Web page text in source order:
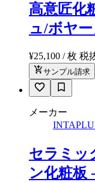
高意匠化
ュ/ボヤ
¥25,100 / 枚 税
サンプル請求
メーカー
セラミッ
ン化粧板